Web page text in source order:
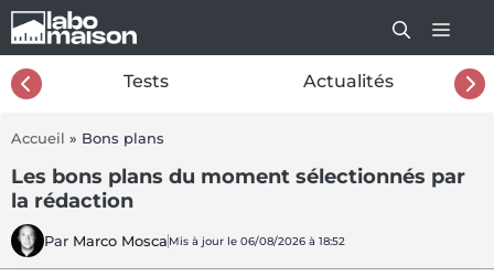
Aller
au
contenu
Tests Actualités
Accueil » Bons plans
Les bons plans du moment sélectionnés par
la rédaction
Par Marco Mosca Mis à jour le 06/08/2026 à 18:52